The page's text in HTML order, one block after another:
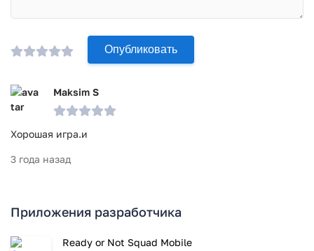
Опубликовать
Maksim S
Хорошая игра.и
3 года назад
Приложения разработчика
Ready or Not Squad Mobile